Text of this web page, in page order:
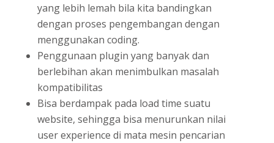
yang lebih lemah bila kita bandingkan
dengan proses pengembangan dengan
menggunakan coding.
Penggunaan plugin yang banyak dan
berlebihan akan menimbulkan masalah
kompatibilitas
Bisa berdampak pada load time suatu
website, sehingga bisa menurunkan nilai
user experience di mata mesin pencarian